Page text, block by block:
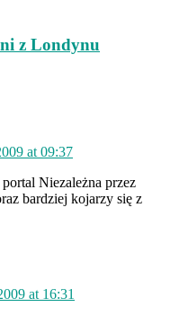
z Londynu
at 09:37
Niezależna przez
bardziej kojarzy się z
at 16:31